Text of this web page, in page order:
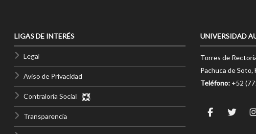
LIGAS DE INTERÉS
Legal
Aviso de Privacidad
Contraloría Social
Transparencia
UNIVERSIDAD
Torres de
Pachuca de Soto,
Teléfono: +52